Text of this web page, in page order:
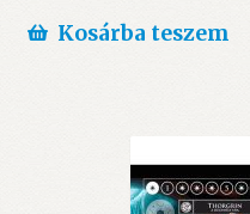
Kosárba teszem